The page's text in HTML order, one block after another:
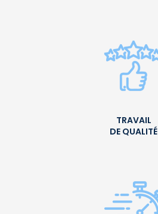
TRAVAIL
DE QUALITÉ